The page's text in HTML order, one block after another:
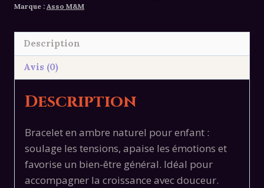
Marque : Asso M&M
Description
Avis (0)
Description
Bracelet en ambre naturel pour enfant :
soulage les tensions, apaise les émotions et
favorise un bien-être général. Idéal pour
accompagner la croissance avec douceur.